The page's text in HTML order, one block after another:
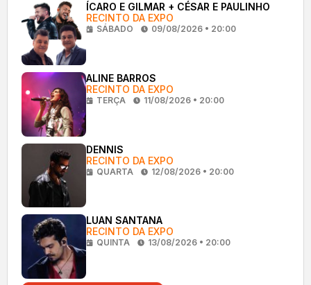
ÍCARO E GILMAR + CÉSAR E PAULINHO
RECINTO DA EXPO
SÁBADO 09/08/2026 • 20:00
ALINE BARROS
RECINTO DA EXPO
TERÇA 11/08/2026 • 20:00
DENNIS
RECINTO DA EXPO
QUARTA 12/08/2026 • 20:00
LUAN SANTANA
RECINTO DA EXPO
QUINTA 13/08/2026 • 20:00